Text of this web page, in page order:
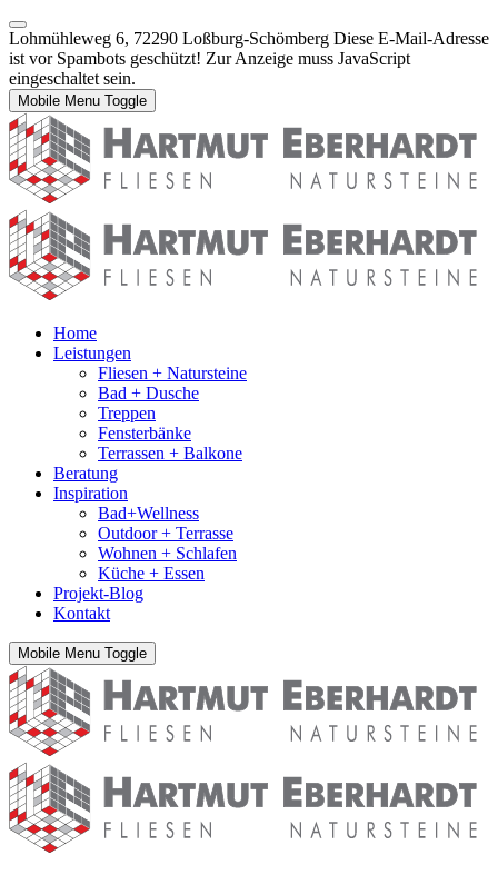
Lohmühleweg 6, 72290 Loßburg-Schömberg Diese E-Mail-Adresse
ist vor Spambots geschützt! Zur Anzeige muss JavaScript
eingeschaltet sein.
Mobile Menu Toggle
Home
Leistungen
Fliesen + Natursteine
Bad + Dusche
Treppen
Fensterbänke
Terrassen + Balkone
Beratung
Inspiration
Bad+Wellness
Outdoor + Terrasse
Wohnen + Schlafen
Küche + Essen
Projekt-Blog
Kontakt
Mobile Menu Toggle